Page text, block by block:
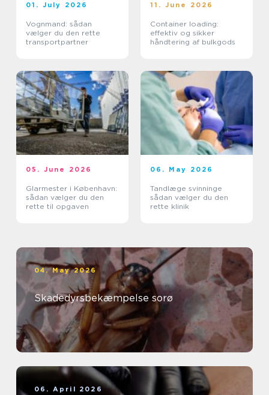
01. July 2026
Vognmand: sådan
vælger du den rette
transportpartner
11. June 2026
Container loading:
effektiv og sikker
håndtering af bulkgods
05. June 2026
Glarmester i København:
sådan vælger du den
rette til opgaven
06. May 2026
Tandlæge svinninge
sådan vælger du den
rette klinik
04. May 2026
Skadedyrsbekæmpelse sorø
06. April 2026